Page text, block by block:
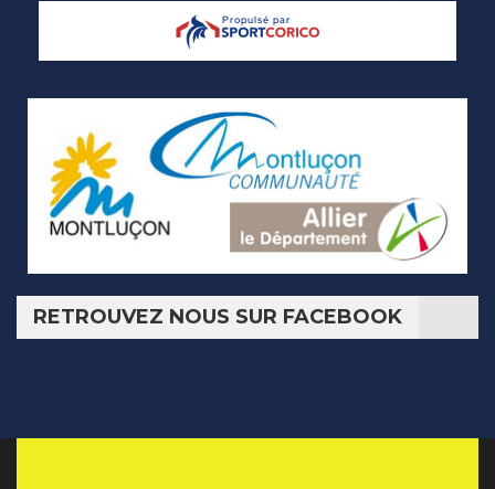
RETROUVEZ NOUS SUR FACEBOOK